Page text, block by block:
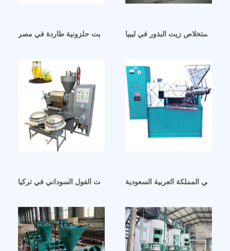
معصرة زيت حلزونية طاردة في مصراستخلاص زيت البذور في ليبيا
آلات طرد زيت الفول السوداني في تركيافي المملكة العربية السعودية